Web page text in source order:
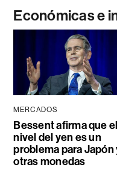
Económicas e
MERCADOS
Bessent afirma que el
nivel del yen es un
problema para Japón
otras monedas